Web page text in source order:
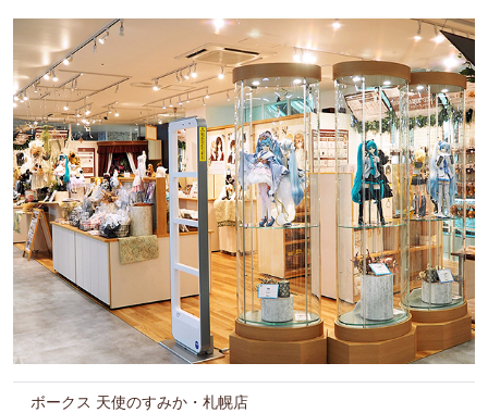
ボークス 天使のすみか・札幌店